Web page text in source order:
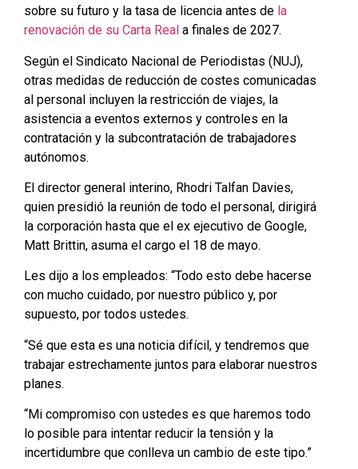
sobre su futuro y la tasa de licencia antes de la
renovación de su Carta Real a finales de 2027.
Según el Sindicato Nacional de Periodistas (NUJ),
otras medidas de reducción de costes comunicadas
al personal incluyen la restricción de viajes, la
asistencia a eventos externos y controles en la
contratación y la subcontratación de trabajadores
autónomos.
El director general interino, Rhodri Talfan Davies,
quien presidió la reunión de todo el personal, dirigirá
la corporación hasta que el ex ejecutivo de Google,
Matt Brittin, asuma el cargo el 18 de mayo.
Les dijo a los empleados: “Todo esto debe hacerse
con mucho cuidado, por nuestro público y, por
supuesto, por todos ustedes.
“Sé que esta es una noticia difícil, y tendremos que
trabajar estrechamente juntos para elaborar nuestros
planes.
“Mi compromiso con ustedes es que haremos todo
lo posible para intentar reducir la tensión y la
incertidumbre que conlleva un cambio de este tipo.”